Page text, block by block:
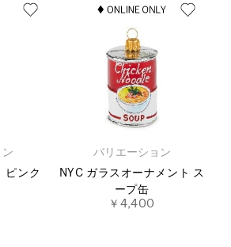
ピンク
バリエーション
NYC ガラスオーナメント ス
ープ缶
￥4,400